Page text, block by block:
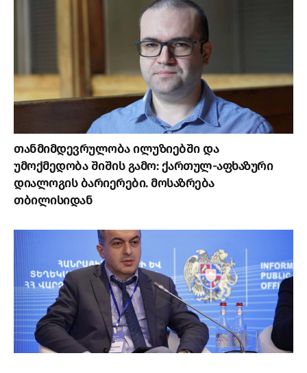
თანმიმდევრულობა ილუზიებში და
უმოქმედობა შიშის გამო: ქართულ-აფხაზური
დიალოგის ბარიერები. მოსაზრება
თბილისიდან